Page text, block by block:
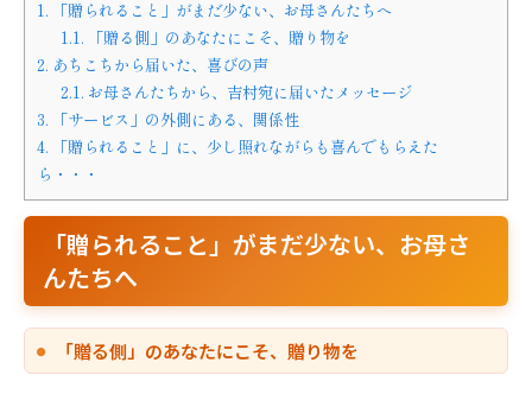
1. 「贈られること」がまだ少ない、お母さんたちへ
1.1. 「贈る側」のあなたにこそ、贈り物を
2. あちこちから届いた、喜びの声
2.1. お母さんたちから、吉村宛に届いたメッセージ
3. 「サービス」の外側にある、関係性
4. 「贈られること」に、少し照れながらも喜んでもらえた
ら・・・
「贈られること」がまだ少ない、お母さ
んたちへ
「贈る側」のあなたにこそ、贈り物を